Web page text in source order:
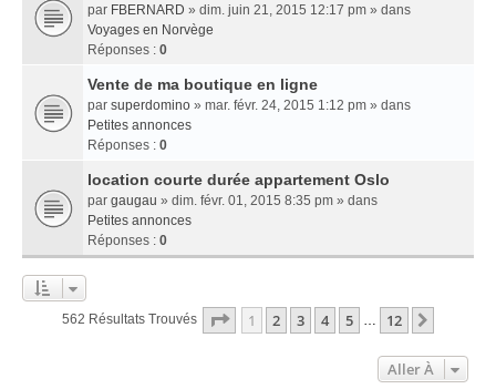
par FBERNARD » dim. juin 21, 2015 12:17 pm » dans
Voyages en Norvège
Réponses : 0
Vente de ma boutique en ligne
par superdomino » mar. févr. 24, 2015 1:12 pm » dans
Petites annonces
Réponses : 0
location courte durée appartement Oslo
par gaugau » dim. févr. 01, 2015 8:35 pm » dans
Petites annonces
Réponses : 0
562 Résultats Trouvés Page 1Sur
1 2 3 4 5 … 12
Aller À